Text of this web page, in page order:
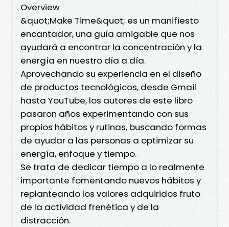
Overview
&quot;Make Time&quot; es un manifiesto
encantador, una guía amigable que nos
ayudará a encontrar la concentración y la
energía en nuestro día a día.
Aprovechando su experiencia en el diseño
de productos tecnológicos, desde Gmail
hasta YouTube, los autores de este libro
pasaron años experimentando con sus
propios hábitos y rutinas, buscando formas
de ayudar a las personas a optimizar su
energía, enfoque y tiempo.
Se trata de dedicar tiempo a lo realmente
importante fomentando nuevos hábitos y
replanteando los valores adquiridos fruto
de la actividad frenética y de la
distracción.